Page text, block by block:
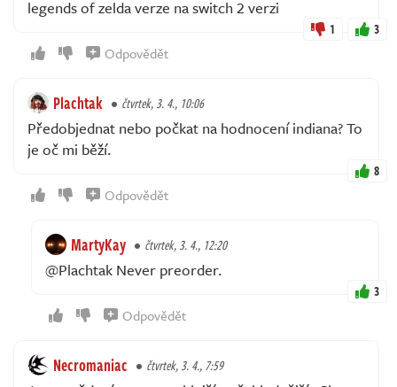
legends of zelda verze na switch 2 verzi
1 3
Odpovědět
Plachtak čtvrtek, 3. 4., 10:06
Předobjednat nebo počkat na hodnocení indiana? To
je oč mi běží.
8
Odpovědět
MartyKay čtvrtek, 3. 4., 12:20
@Plachtak Never preorder.
3
Odpovědět
Necromaniac čtvrtek, 3. 4., 7:59